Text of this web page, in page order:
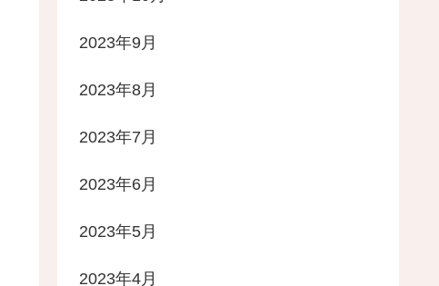
2023年9月
2023年8月
2023年7月
2023年6月
2023年5月
2023年4月